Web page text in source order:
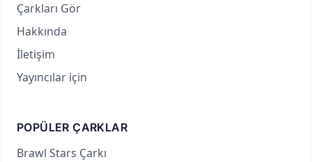
Çarkları Gör
Hakkında
İletişim
Yayıncılar için
POPÜLER ÇARKLAR
Brawl Stars Çarkı